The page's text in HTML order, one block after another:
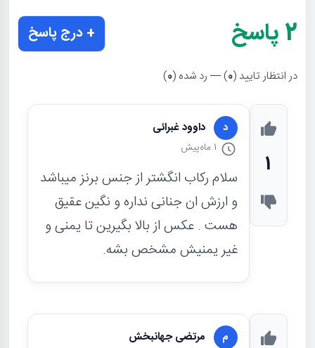
2پاسخ + درج پاسخ
در انتظار تایید (0) — رد شده (0
)
1
د داوود غبرائی
1 ماه پیش
سلام رکاب انگشتر از جنس برنز میباشد
و ارزش ان جنانی نداره و نگین عقیق
هست . عکس از بالا بگیرین تا یمنی و
غیر یمنیش مشخص بشه.
م مرتضی جهانبخش